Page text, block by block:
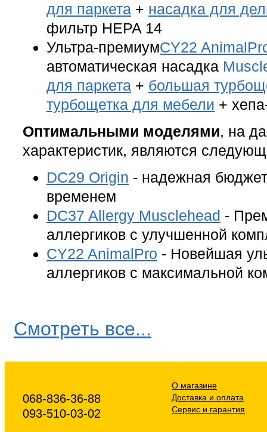
для паркета + насадка для
фильтр HEPA 14
Ультра-премиумCY22
автоматическая насадка
для паркета + большая
турбощетка для мебели +
Оптимальными моделями, на
характеристик, являются
DC29 Origin - надежная
временем
DC37 Allergy Musclehead -
аллергиков с улучшенной
CY22 AnimalPro - Новейшая
аллергиков с максимальной
Смотреть все...
068-836-36-88
093-510-03-02
О магазине
Доставка и оплата
Сервис и гарантия